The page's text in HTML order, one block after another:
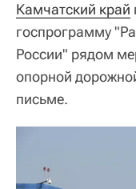
Камчатский край
госпрограмму
России" рядом
опорной
письме.